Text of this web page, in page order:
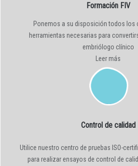
Formación FIV
Ponemos a su disposición todos los
herramientas necesarias para
embriólogo clínico
Leer más
Control de calidad
Utilice nuestro centro de pruebas ISO-
para realizar ensayos de control de